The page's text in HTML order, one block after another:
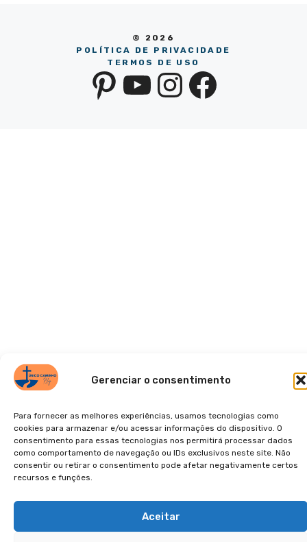
Gerenciar o consentimento
Para fornecer as melhores experiências, usamos tecnologias como
cookies para armazenar e/ou acessar informações do dispositivo. O
consentimento para essas tecnologias nos permitirá processar dados
como comportamento de navegação ou IDs exclusivos neste site. Não
consentir ou retirar o consentimento pode afetar negativamente certos
recursos e funções.
Aceitar
© 2026
POLÍTICA DE PRIVACIDADE
TERMOS DE USO
Pinterest
YouTube